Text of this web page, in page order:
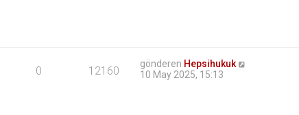
0 12160 gönderen Hepsihukuk
10 May 2025, 15:13